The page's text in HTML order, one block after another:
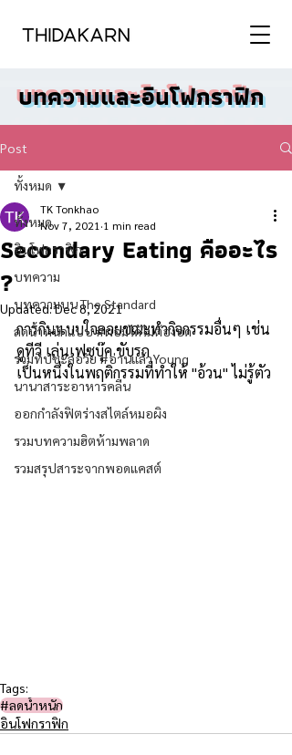
บทความและอินโฟกราฟิก
Post
ทั้งหมด
อินโฟกราฟิก
บทความ
บทความบน The Standard
ลดน้ำหนักแบบ #ผอมได้ไม่ต้องอด
รวมทิปชะลอวัย #อ่านแล้วYoung
นานาสาระอาหารคลีน
ออกกำลังฟิตร่างสไตล์หมอผิง
รวมบทความฮิตห้ามพลาด
รวมสรุปสาระจากพอดแคสต์
ทั้งหมด
Secondary Eating คืออะไร
?
TK Tonkhao
Nov 7, 2021 1 min read
Updated:Dec 8, 2021
การกินแบบใจลอยขณะทำกิจกรรมอื่นๆ เช่น
ดูทีวี เล่นเฟซบุ๊ค ขับรถ
เป็นหนึ่งในพฤติกรรมที่ทำให้ "อ้วน" ไม่รู้ตัว
Tags:
#ลดน้ำหนัก
อินโฟกราฟิก